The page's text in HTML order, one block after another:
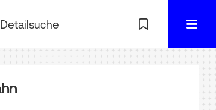
Detailsuche